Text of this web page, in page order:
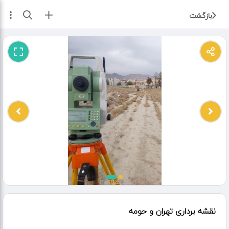
بازگشت ثبت آگهی
نقشه برداری تهران و حومه